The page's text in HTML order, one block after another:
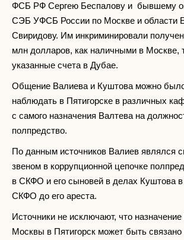
ФСБ РФ Сергею Беспалову и бывшему
СЭБ УФСБ России по Москве и области
Свиридову. Им инкриминировали
млн долларов, как наличными в Москве,
указанные счета в Дубае.
Общение Валиева и Куштова можно
наблюдать в Пятигорске в различных
с самого назначения Валтева на
полпредство.
По данным источников Валиев являлся
звеном в коррупционной цепочке
в СКФО и его сыновей в делах Куштова в
СКФО до его ареста.
Источники не исключают, что
Москвы в Пятигорск может быть связано